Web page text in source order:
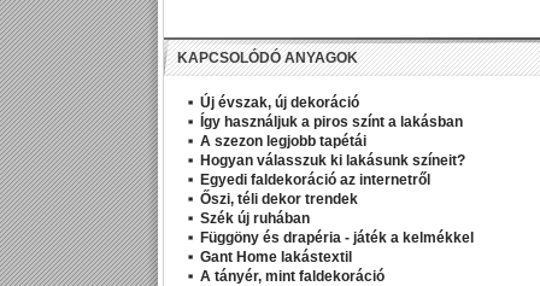
KAPCSOLÓDÓ ANYAGOK
Új évszak, új dekoráció
Így használjuk a piros színt a lakásban
A szezon legjobb tapétái
Hogyan válasszuk ki lakásunk színeit?
Egyedi faldekoráció az internetről
Őszi, téli dekor trendek
Szék új ruhában
Függöny és drapéria - játék a kelmékkel
Gant Home lakástextil
A tányér, mint faldekoráció